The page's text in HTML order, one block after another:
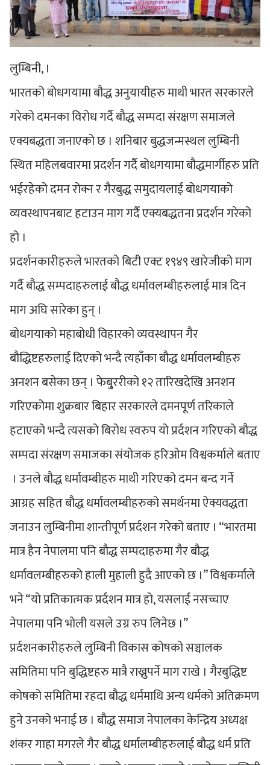
लुम्बिनी, ।
भारतको बोधगयामा बौद्ध अनुयायीहरु माथी भारत सरकारले
गरेको दमनका विरोध गर्दै बौद्ध सम्पदा संरक्षण समाजले
एक्यबद्धता जनाएको छ । शनिबार बुद्धजन्मस्थल लुम्बिनी
स्थित महिलबवारमा प्रदर्शन गर्दै बोधगयामा बौद्धमार्गीहरु प्रति
भईरहेको दमन रोक्न र गैरबुद्ध समुदायलाई बोधगयाको
व्यवस्थापनबाट हटाउन माग गर्दै एक्यबद्धतना प्रदर्शन गरेको
हो ।
प्रदर्शनकारीहरुले भारतको बिटी एक्ट १९४९ खारेजीको माग
गर्दै बौद्ध सम्पदाहरुलाई बौद्ध धर्मावलम्बीहरुलाई मात्र दिन
माग अघि सारेका हुन् ।
बोधगयाको महाबोधी विहारको व्यवस्थापन गैर
बौद्धिष्टहरुलाई दिएको भन्दै त्यहाँका बौद्ध धर्मावलम्बीहरु
अनशन बसेका छन् । फेबु्ररीको १२ तारिखदेखि अनशन
गरिएकोमा शुक्रबार बिहार सरकारले दमनपूर्ण तरिकाले
हटाएको भन्दै त्यसको बिरोध स्वरुप यो प्रर्दशन गरिएको बौद्ध
सम्पदा संरक्षण समाजका संयोजक हरिओम विश्वकर्माले बताए
। उनले बौद्ध धर्मावम्बीहरु माथी गरिएको दमन बन्द गर्ने
आग्रह सहित बौद्ध धर्मावलम्बीहरुको समर्थनमा ऐक्यवद्धता
जनाउन लुम्बिनीमा शान्तीपूर्ण प्रर्दशन गरेको बताए । “भारतमा
मात्र हैन नेपालमा पनि बौद्ध सम्पदाहरुमा गैर बौद्ध
धर्मावलम्बीहरुको हाली मुहाली हुदै आएको छ ।” विश्वकर्माले
भने “यो प्रतिकात्मक प्रर्दशन मात्र हो, यसलाई नसच्चाए
नेपालमा पनि भोली यसले उग्र रुप लिनेछ ।”
प्रर्दशनकारीहरुले लुम्बिनी विकास कोषको सञ्चालक
समितिमा पनि बुद्धिष्टहरु मात्रै राख्नुपर्ने माग राखे । गैरबुद्धिष्ट
कोषको समितिमा रहदा बौद्ध धर्ममाथि अन्य धर्मको अतिक्रमण
हुने उनको भनाई छ । बौद्ध समाज नेपालका केन्द्रिय अध्यक्ष
शंकर गाहा मगरले गैर बौद्ध धर्मालम्बीहरुलाई बौद्ध धर्म प्रति